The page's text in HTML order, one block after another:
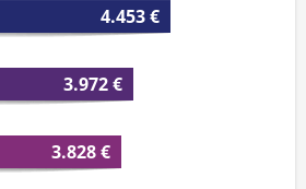
4.453 €
3.972 €
3.828 €